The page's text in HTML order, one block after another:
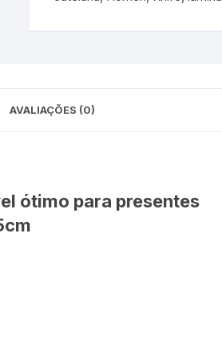
AVALIAÇÕES (0)
ótimo para presentes